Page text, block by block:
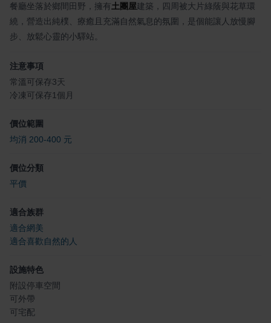
餐廳坐落於鄉間田野，擁有土團屋建築，四周被大片綠蔭與花草環
繞，營造出純樸、療癒且充滿自然氣息的氛圍，是個能讓人放慢腳
步、放鬆心靈的小驛站。
注意事項
常溫可保存3天
冷凍可保存1個月
價位範圍
均消 200-400 元
價位分類
平價
適合族群
適合網美
適合喜歡自然的人
設施特色
附設停車空間
可外帶
可宅配